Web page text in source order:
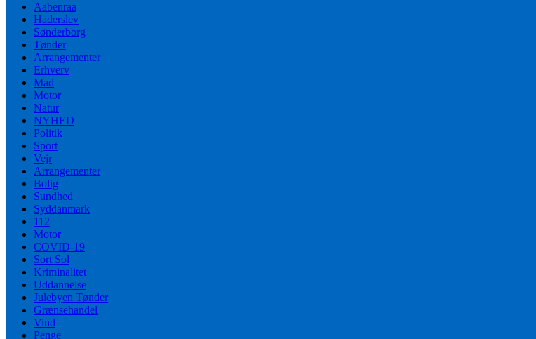
Aabenraa
Haderslev
Sønderborg
Tønder
Arrangementer
Erhverv
Mad
Motor
Natur
NYHED
Politik
Sport
Vejr
Arrangementer
Bolig
Sundhed
Syddanmark
112
Motor
COVID-19
Sort Sol
Kriminalitet
Uddannelse
Julebyen Tønder
Grænsehandel
Vind
Penge